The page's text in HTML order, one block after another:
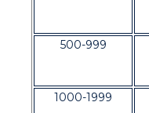
500-999
1000-1999